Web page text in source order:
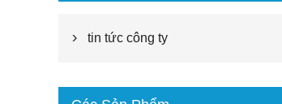
 tin tức công ty